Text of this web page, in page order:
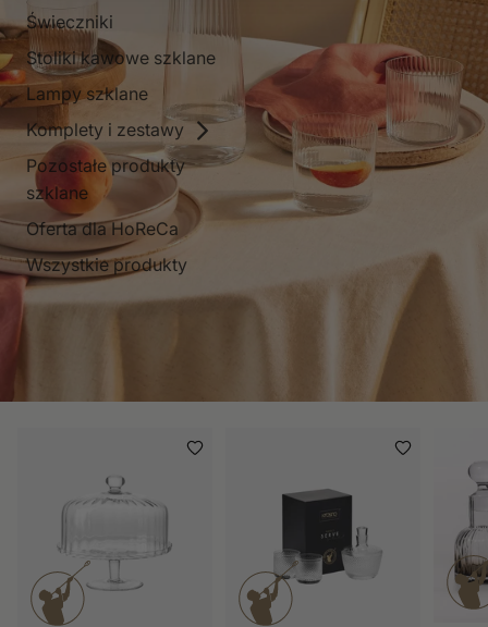
Świeczniki
Stoliki kawowe szklane
Lampy szklane
Komplety i zestawy
Pozostałe produkty
szklane
Oferta dla HoReCa
Wszystkie produkty
Dodaj do koszyka